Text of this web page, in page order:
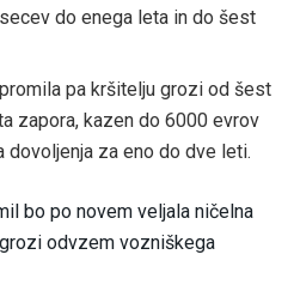
do enega leta in do šest
pa kršitelju grozi od šest
zapora, kazen do 6000 evrov
za eno do dve leti.
bo po novem veljala ničelna
odvzem vozniškega